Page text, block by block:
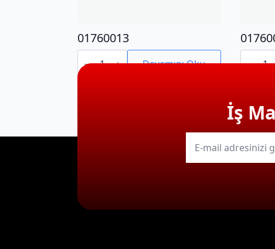
01760013
01760013
adet Devamını Oku adet
İş
E-
mail